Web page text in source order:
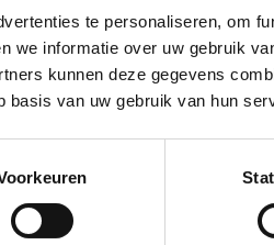
te personaliseren, om
we informatie over uw gebruik
kunnen deze gegevens
basis van uw gebruik van hun
met*
Showroom
Vrijdag 12:00 –
Zaterdag 12:00 –